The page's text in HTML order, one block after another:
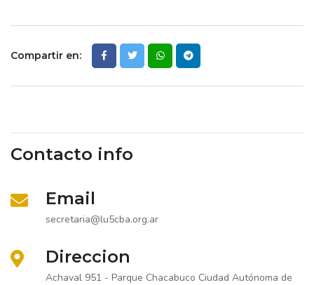
Compartir en:
Contacto info
Email
secretaria@lu5cba.org.ar
Direccion
Achaval 951 - Parque Chacabuco Ciudad Autónoma de